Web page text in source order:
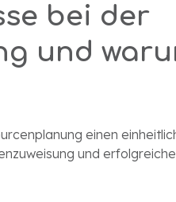
bei der
und
einen
und